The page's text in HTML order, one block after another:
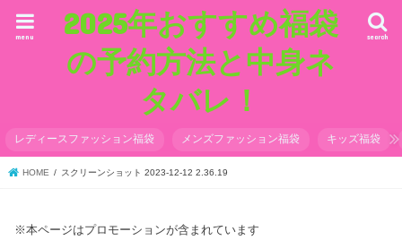
2025年おすすめ福袋
の予約方法と中身ネ
タバレ！
search
menu
レディースファッション福袋 メンズファッション福袋 キッズ福袋
HOME スクリーンショット 2023-12-12 2.36.19
※本ページはプロモーションが含まれています